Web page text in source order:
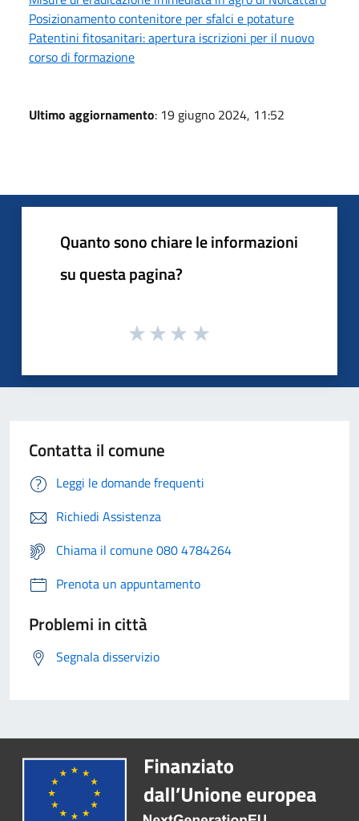
Posizionamento contenitore per sfalci e potature
Patentini fitosanitari: apertura iscrizioni per il nuovo
corso di formazione
Ultimo aggiornamento: 19 giugno 2024, 11:52
Quanto sono chiare le informazioni
su questa pagina?
Contatta il comune
Leggi le domande frequenti
Richiedi Assistenza
Chiama il comune 080 4784264
Prenota un appuntamento
Problemi in città
Segnala disservizio